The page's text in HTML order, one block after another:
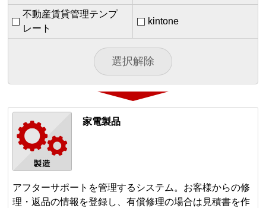
不動産賃貸管理テンプ
レート
kintone
選択解除
家電製品
アフターサポートを管理するシステム。お客様からの修
理・返品の情報を登録し、有償修理の場合は見積書を作